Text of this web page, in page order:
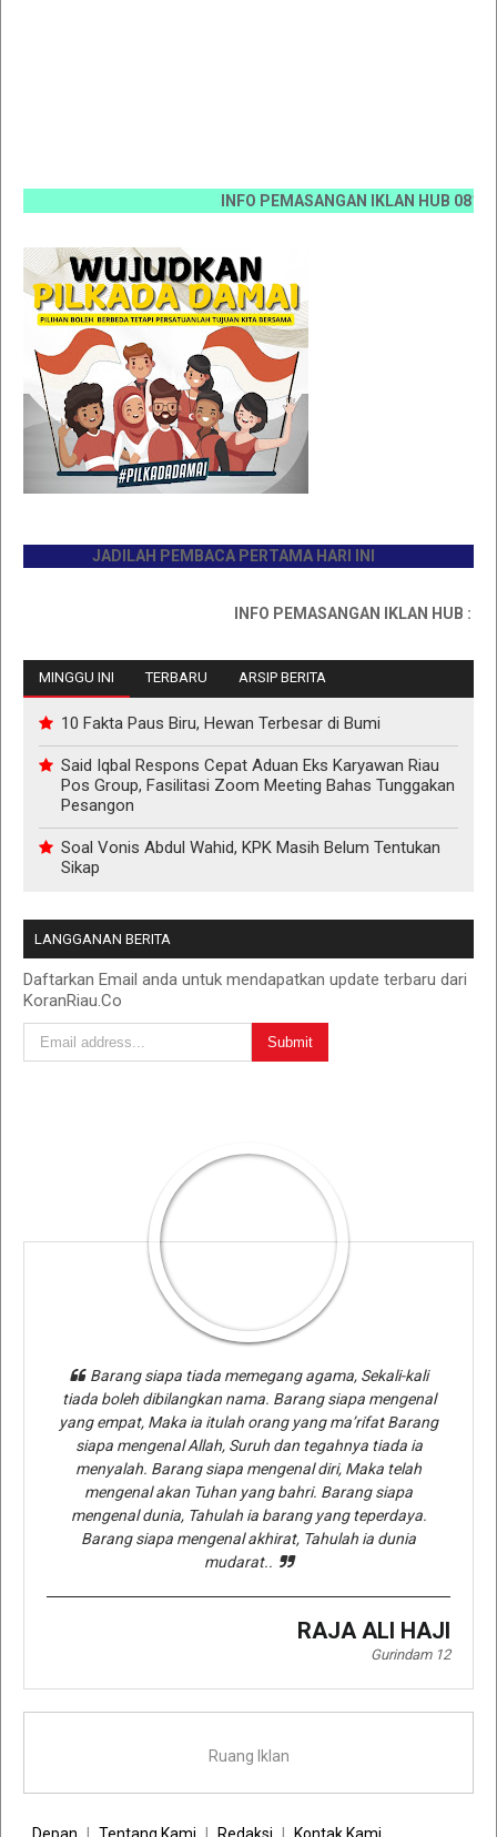
INFO PEMASANGAN IKLAN HUB 0812
JADILAH PEMBACA PERTAMA HARI INI
INFO PEMASANGAN IKLAN HUB :
MINGGU INI TERBARU ARSIP BERITA
10 Fakta Paus Biru, Hewan Terbesar di Bumi
Said Iqbal Respons Cepat Aduan Eks Karyawan Riau
Pos Group, Fasilitasi Zoom Meeting Bahas Tunggakan
Pesangon
Soal Vonis Abdul Wahid, KPK Masih Belum Tentukan
Sikap
LANGGANAN BERITA
Daftarkan Email anda untuk mendapatkan update terbaru dari
KoranRiau.Co
Barang siapa tiada memegang agama, Sekali-kali
tiada boleh dibilangkan nama. Barang siapa mengenal
yang empat, Maka ia itulah orang yang ma’rifat Barang
siapa mengenal Allah, Suruh dan tegahnya tiada ia
menyalah. Barang siapa mengenal diri, Maka telah
mengenal akan Tuhan yang bahri. Barang siapa
mengenal dunia, Tahulah ia barang yang teperdaya.
Barang siapa mengenal akhirat, Tahulah ia dunia
mudarat..
RAJA ALI HAJI
Gurindam 12
Ruang Iklan
Depan Tentang Kami Redaksi Kontak Kami